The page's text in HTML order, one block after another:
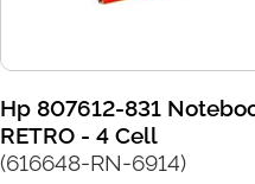
Hp 807612-831
RETRO - 4 Cell
(616648-RN-6914)